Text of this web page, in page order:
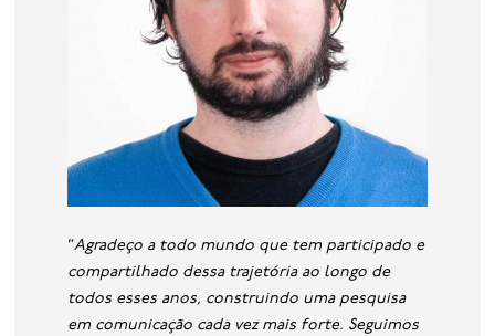
“Agradeço a todo mundo que tem participado e
compartilhado dessa trajetória ao longo de
todos esses anos, construindo uma pesquisa
em comunicação cada vez mais forte. Seguimos